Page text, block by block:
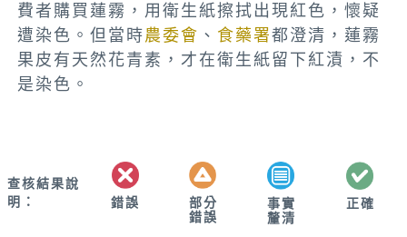
費者購買蓮霧，用衛生紙擦拭出現紅色，懷疑
遭染色。但當時農委會 、 食藥署都澄清，蓮霧
果皮有天然花青素，才在衛生紙留下紅漬，不
是染色。
查核結果說
明：
錯誤
部分
錯誤
事實
釐清
正確